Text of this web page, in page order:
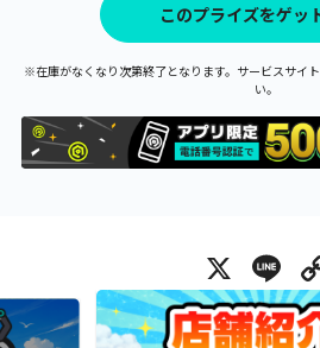
このプライズをゲッ
※在庫がなくなり次第終了となります。サービスサイ
い。
X